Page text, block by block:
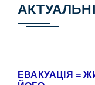
ЕВАКУАЦІЯ =